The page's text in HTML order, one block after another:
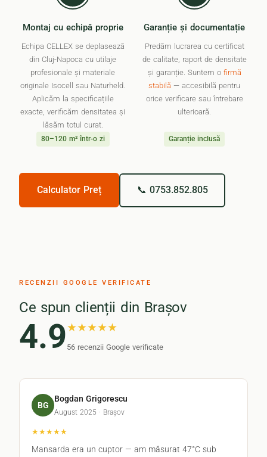
Montaj cu echipă proprie
Echipa CELLEX se deplasează
din Cluj-Napoca cu utilaje
profesionale și materiale
originale Isocell sau Naturheld.
Aplicăm la specificațiile
exacte, verificăm densitatea și
lăsăm totul curat.
80–120 m² într-o zi
Garanție și documentație
Predăm lucrarea cu certificat
de calitate, raport de densitate
și garanție. Suntem o firmă
stabilă — accesibilă pentru
orice verificare sau întrebare
ulterioară.
Garanție inclusă
Calculator Preț 📞 0753.852.805
RECENZII GOOGLE VERIFICATE
Ce spun clienții din Brașov
4.9★★★★★
56 recenzii Google verificate
BG
Bogdan Grigorescu
August 2025 · Brașov
★★★★★
Mansarda era un cuptor — am măsurat 47°C sub